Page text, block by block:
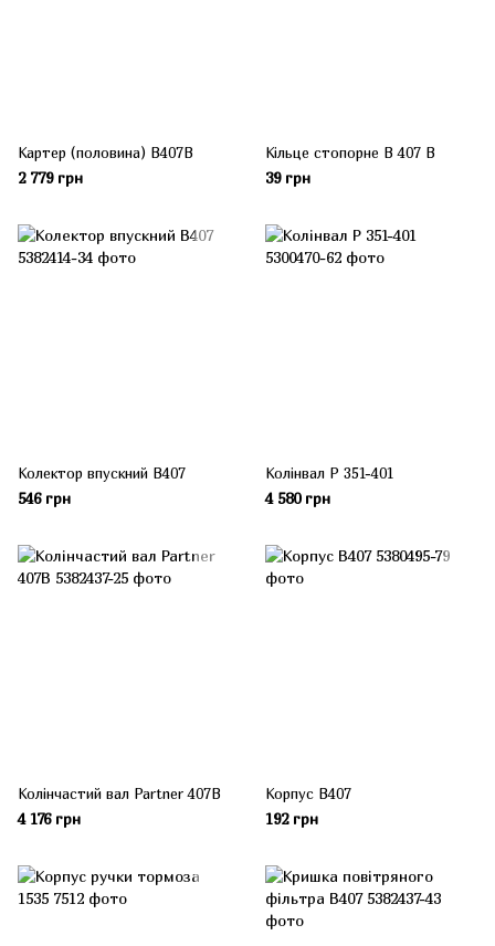
Картер (половина) B407B
2 779 грн
Кільце стопорне В 407 В
39 грн
Колектор впускний В407
546 грн
Колінвал Р 351-401
4 580 грн
Колінчастий вал Partner 407B
4 176 грн
Корпус В407
192 грн